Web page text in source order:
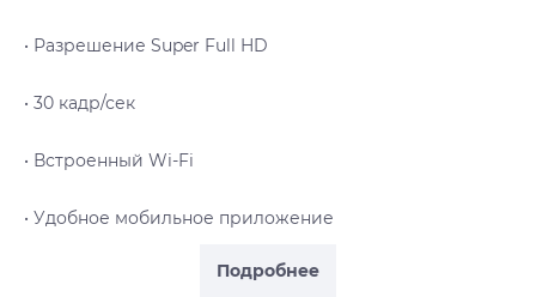
Подробнее
• Разрешение Super Full HD
• 30 кадр/сек
• Встроенный Wi-Fi
• Удобное мобильное приложение